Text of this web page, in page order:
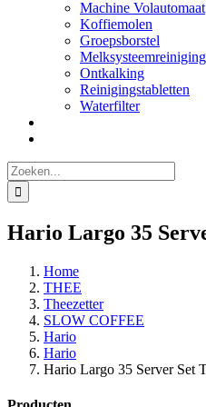
Machine Volautomaat
Koffiemolen
Groepsborstel
Melksysteemreiniging
Ontkalking
Reinigingstabletten
Waterfilter
Zoeken
naar:
Hario Largo 35
Home
THEE
Theezetter
SLOW COFFEE
Hario
Hario
Hario Largo 35 Server Set